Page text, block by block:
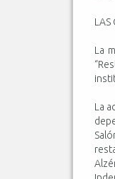
LAS
La
La